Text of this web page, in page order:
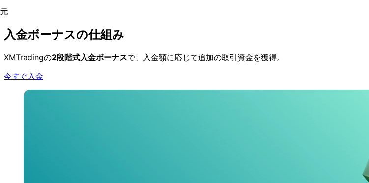
入金ボーナスの仕組み
XMTradingの2段階式入金ボーナスで、 入金額に応じて追加の取引資金を獲得。
今すぐ入金